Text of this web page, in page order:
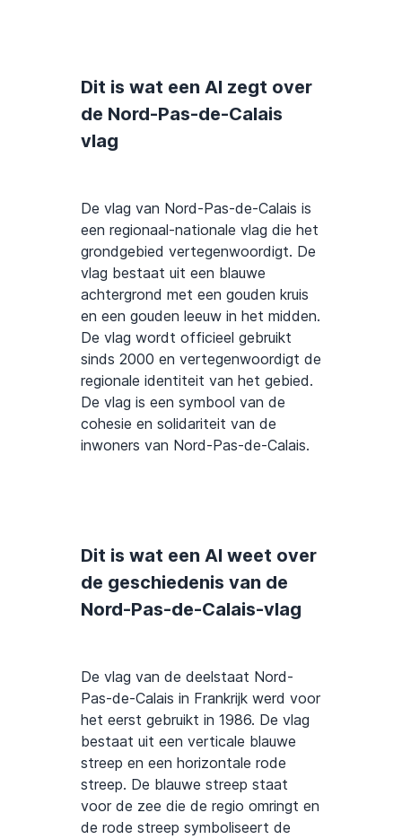
Dit is wat een AI zegt over
de Nord-Pas-de-Calais
vlag
De vlag van Nord-Pas-de-Calais is
een regionaal-nationale vlag die het
grondgebied vertegenwoordigt. De
vlag bestaat uit een blauwe
achtergrond met een gouden kruis
en een gouden leeuw in het midden.
De vlag wordt officieel gebruikt
sinds 2000 en vertegenwoordigt de
regionale identiteit van het gebied.
De vlag is een symbool van de
cohesie en solidariteit van de
inwoners van Nord-Pas-de-Calais.
Dit is wat een AI weet over
de geschiedenis van de
Nord-Pas-de-Calais-vlag
De vlag van de deelstaat Nord-
Pas-de-Calais in Frankrijk werd voor
het eerst gebruikt in 1986. De vlag
bestaat uit een verticale blauwe
streep en een horizontale rode
streep. De blauwe streep staat
voor de zee die de regio omringt en
de rode streep symboliseert de